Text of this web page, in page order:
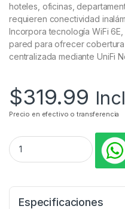
hoteles, oficinas,
requieren conectividad
Incorpora tecnología WiFi
pared para ofrecer
centralizada mediante UniFi
$319.99
Precio en efectivo o transferencia
Especificaciones